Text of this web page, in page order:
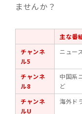
ませんか？
主な番
チャンネ
ル5
ニュー
チャンネ
ル8
中国系
ど
チャンネ
ルU
海外ド